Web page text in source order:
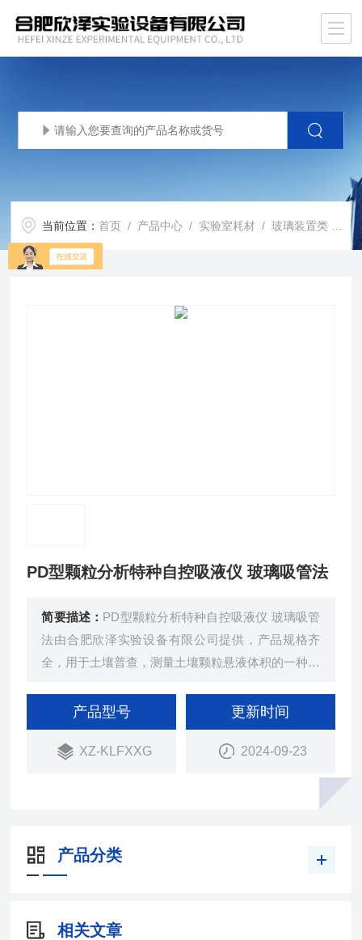
当前位置：首页 / 产品中心 / 实验室耗材 /玻璃装置类
PD型颗粒分析特种自控吸液仪 玻璃吸管法
简要描述： PD型颗粒分析特种自控吸液仪 玻璃吸管
法由合肥欣泽实验设备有限公司提供，产品规格齐
全，用于土壤普查，测量土壤颗粒悬液体积的一种专
产品型号
XZ-KLFXXG
更新时间
2024-09-23
产品分类
相关文章